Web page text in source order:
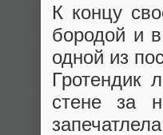
К концу
бородой и
одной из
Гротендик
стене за